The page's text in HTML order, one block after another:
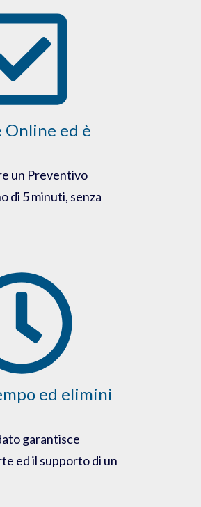
Online ed è
un Preventivo
di 5 minuti, senza
ed elimini
garantisce
ed il supporto di un